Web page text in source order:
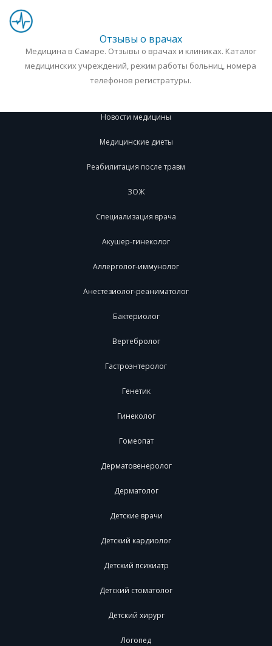
Отзывы о врачах
Медицина в Самаре. Отзывы о врачах и клиниках. Каталог
медицинских учреждений, режим работы больниц, номера
телефонов регистратуры.
Новости медицины
Медицинские диеты
Реабилитация после травм
ЗОЖ
Специализация врача
Акушер-гинеколог
Аллерголог-иммунолог
Анестезиолог-реаниматолог
Бактериолог
Вертебролог
Гастроэнтеролог
Генетик
Гинеколог
Гомеопат
Дерматовенеролог
Дерматолог
Детские врачи
Детский кардиолог
Детский психиатр
Детский стоматолог
Детский хирург
Логопед